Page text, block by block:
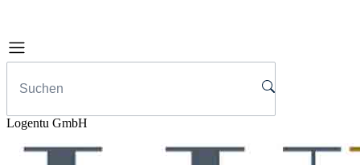
Logentu GmbH